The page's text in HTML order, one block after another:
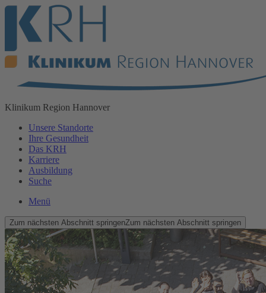
Klinikum Region Hannover
Unsere Standorte
Ihre Gesundheit
Das KRH
Karriere
Ausbildung
Suche
Menü
Zum nächsten Abschnitt springenZum nächsten Abschnitt springen